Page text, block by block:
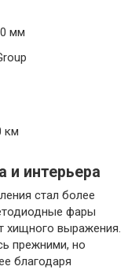
мм
км
и интерьера
стал более
фары
хищного выражения.
прежними, но
благодаря